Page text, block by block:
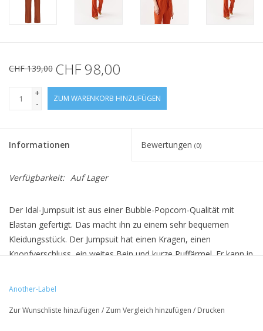
CHF 139,00 CHF 98,00
+
-
ZUM WARENKORB HINZUFÜGEN
Informationen Bewertungen (0)
Verfügbarkeit: Auf Lager
Der Idal-Jumpsuit ist aus einer Bubble-Popcorn-Qualität mit
Elastan gefertigt. Das macht ihn zu einem sehr bequemen
Kleidungsstück. Der Jumpsuit hat einen Kragen, einen
Knopfverschluss, ein weites Bein und kurze Puffärmel. Er kann in
betonen.
Another-Label
Zur Wunschliste hinzufügen / Zum Vergleich hinzufügen / Drucken